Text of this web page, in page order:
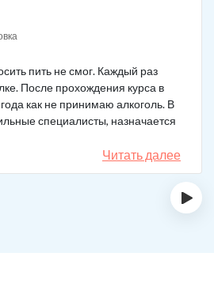
пить не смог. Каждый раз
После прохождения курса в
как не принимаю алкоголь. В
специалисты, назначается
Читать далее
›